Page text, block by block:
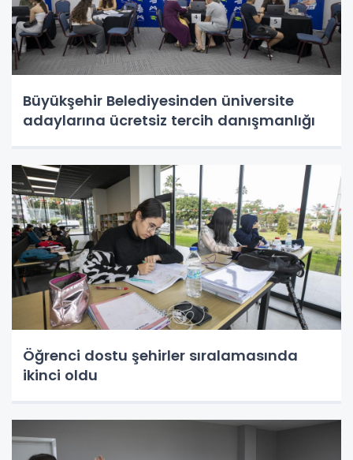
Büyükşehir Belediyesinden üniversite
adaylarına ücretsiz tercih danışmanlığı
Öğrenci dostu şehirler sıralamasında
ikinci oldu